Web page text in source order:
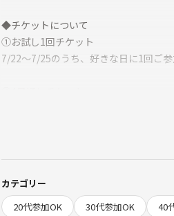
◆チケットについて
①お試し1回チケット
7/22～7/25のうち、好きな日に1回ご
◆当日の流れ
（顔出し・声出しOKの方はひとこと♪
・瞑想（習慣化のため原則同じ動画を使
カテゴリー
20代参加OK
30代参加OK 40